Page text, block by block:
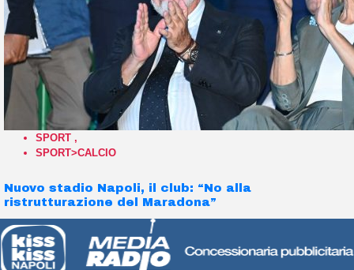
SPORT ,
SPORT>CALCIO
Nuovo stadio Napoli, il club: “No alla
ristrutturazione del Maradona”